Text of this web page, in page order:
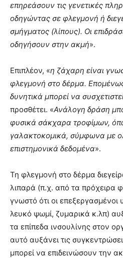
επηρεάσουν τις γενετικές
οδηγώντας σε φλεγμονή ή
σμήγματος (λίπους). Οι
οδηγήσουν στην ακμή».
Επιπλέον, «η ζάχαρη είναι
φλεγμονή στο δέρμα. Επομένως
δυνητικά μπορεί να
προσθέτει. «Ανάλογη δράση
φυσικά σάκχαρα τροφίμων,
γαλακτοκομικά, σύμφωνα με
επιστημονικά δεδομένα».
Τη φλεγμονή στο δέρμα
λιπαρά (π.χ. από τα πρόχειρα
γνωστό ότι οι επεξεργασμένοι
λευκό ψωμί, ζυμαρικά κ.λπ)
τα επίπεδα ινσουλίνης στον
αυτό αυξάνει τις
μπορεί να επιδεινώσουν την